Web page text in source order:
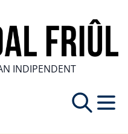
INDIPENDENT